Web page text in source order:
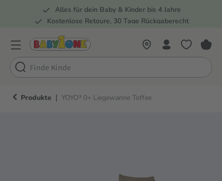
Zur Hauptnavigation springen
Alles für dein Baby & Kinder bis 4 Jahre
Kostenlose Retoure, 30 Tage Rückgaberecht
Produkte | YOYO³ 0+ Liegewanne Toffee